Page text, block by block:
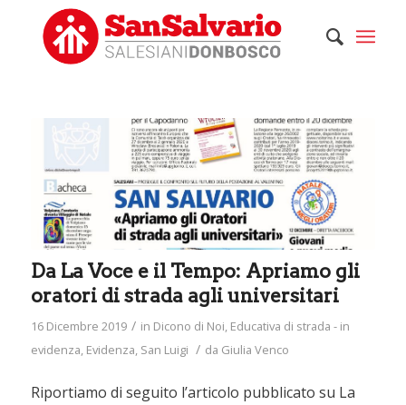
Da La Voce e il Tempo: Apriamo gli
oratori di strada agli universitari
16 Dicembre 2019 / in Dicono di Noi, Educativa di strada - in
evidenza, Evidenza, San Luigi / da Giulia Venco
Riportiamo di seguito l’articolo pubblicato su La